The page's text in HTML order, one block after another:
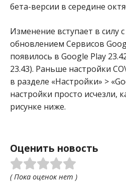
бета-версии в середине
Изменение вступает в силу
обновлением Сервисов
появилось в Google Play
23.43). Раньше настройки
в разделе «Настройки» >
настройки просто исчезли,
рисунке ниже.
Оценить новость
( Пока оценок нет )